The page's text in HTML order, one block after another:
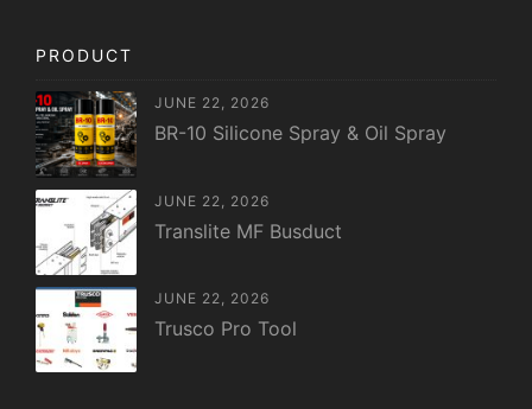
PRODUCT
JUNE 22, 2026
BR-10 Silicone Spray & Oil Spray
JUNE 22, 2026
Translite MF Busduct
JUNE 22, 2026
Trusco Pro Tool